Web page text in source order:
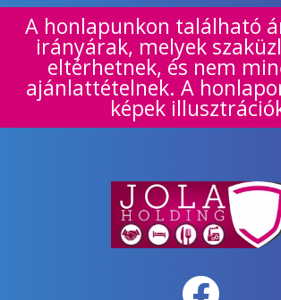
A honlapunkon található
irányárak, melyek
eltérhetnek, és nem
ajánlattételnek. A
képek